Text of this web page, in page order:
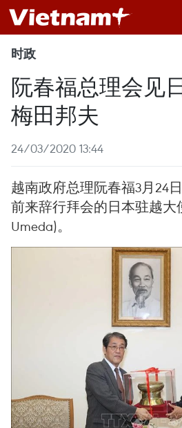
时政
阮春福总理会见
梅田邦夫
24/03/2020 13:44
越南政府总理阮春福3月24
前来辞行拜会的日本驻越大
Umeda)。